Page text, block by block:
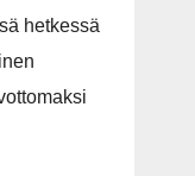
hetkessä